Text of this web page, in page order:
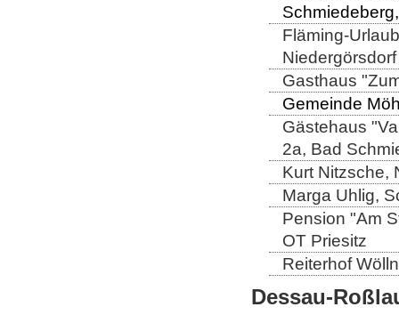
Fläming-
Niedergörsdorf
Gasthaus
Gemeinde
Gästehaus
2a, Bad
Kurt Nitzsche,
Marga Uhlig,
Pension "Am
OT Priesitz
Reiterhof
Dessau-